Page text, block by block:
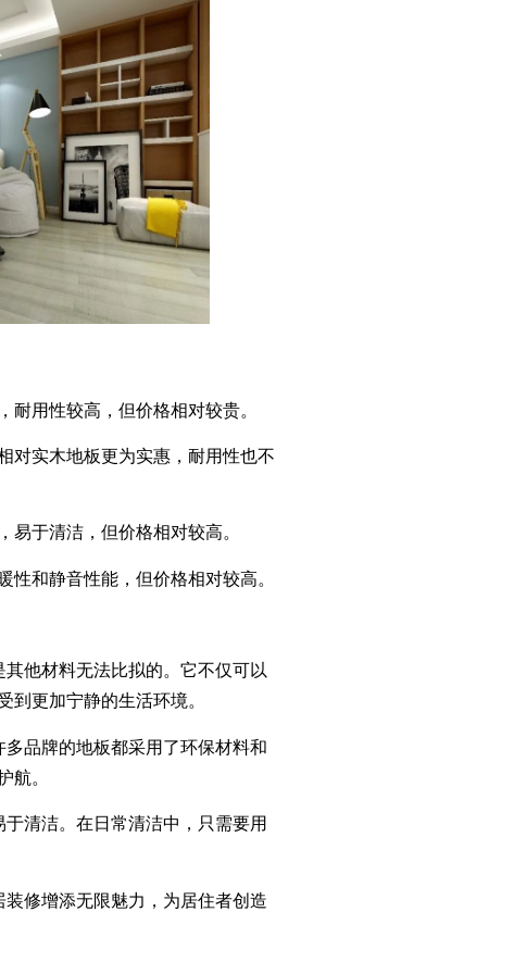
用性较高，但价格相对较贵。
实木地板更为实惠，耐用性也不
于清洁，但价格相对较高。
和静音性能，但价格相对较高。
他材料无法比拟的。它不仅可以
更加宁静的生活环境。
品牌的地板都采用了环保材料和
航。
清洁。在日常清洁中，只需要用
修增添无限魅力，为居住者创造